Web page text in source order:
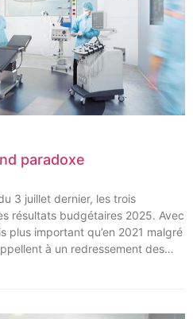
paradoxe
3 juillet dernier, les trois
résultats budgétaires 2025. Avec
plus important qu’en 2021 malgré
à un redressement des